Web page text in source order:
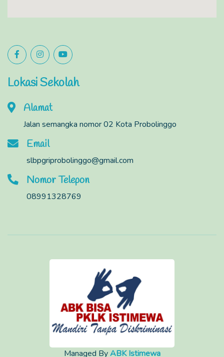
Lokasi Sekolah
Alamat
Jalan semangka nomor 02 Kota Probolinggo
Email
slbpgriprobolinggo@gmail.com
Nomor Telepon
08991328769
Managed ByABK Istimewa